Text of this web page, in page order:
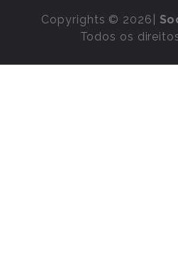
Copyrights © 2026|
Todos os